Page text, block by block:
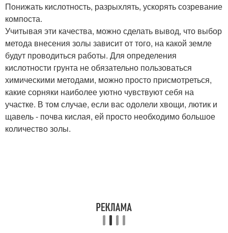
Понижать кислотность, разрыхлять, ускорять созревание
компоста.
Учитывая эти качества, можно сделать вывод, что выбор
метода внесения золы зависит от того, на какой земле
будут проводиться работы. Для определения
кислотности грунта не обязательно пользоваться
химическими методами, можно просто присмотреться,
какие сорняки наиболее уютно чувствуют себя на
участке. В том случае, если вас одолели хвощи, лютик и
щавель - почва кислая, ей просто необходимо большое
количество золы.